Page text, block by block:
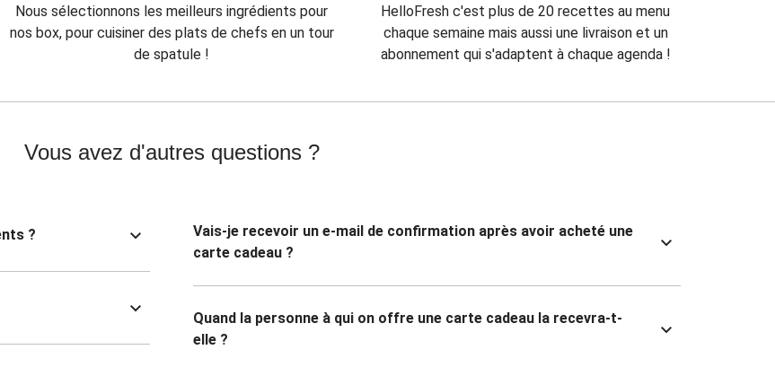
Nous sélectionnons les meilleurs ingrédients pour
nos box, pour cuisiner des plats de chefs en un tour
de spatule !
HelloFresh c'est plus de 20 recettes au menu
chaque semaine mais aussi une livraison et un
abonnement qui s'adaptent à chaque agenda !
Vous avez d'autres questions ?
?
Vais-je recevoir un e-mail de confirmation après avoir acheté une
carte cadeau ?
Quand la personne à qui on offre une carte cadeau la recevra-t-
elle ?